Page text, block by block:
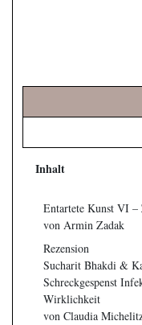
Inhalt
Entartete Kunst VI –
von Armin Zadak
Rezension
Sucharit Bhakdi &
Schreckgespenst
Wirklichkeit
von Claudia